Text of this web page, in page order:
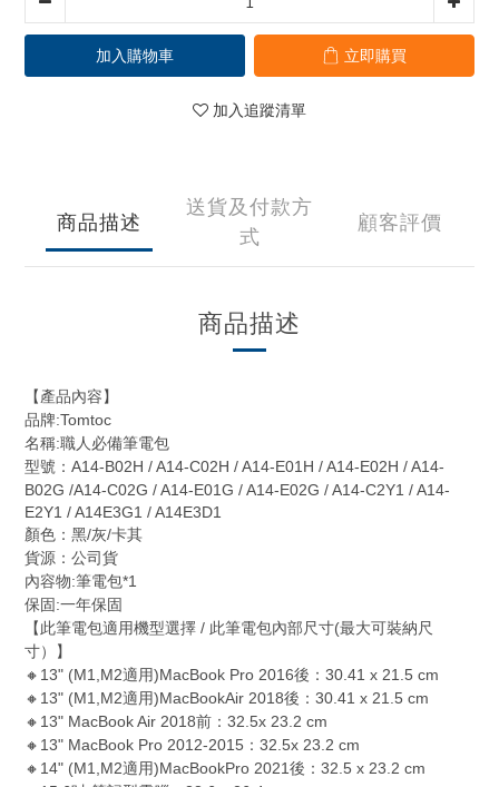
加入購物車 立即購買
加入追蹤清單
商品描述
送貨及付款方
式
顧客評價
商品描述
【產品內容】
品牌:Tomtoc
名稱:職人必備筆電包
型號： A14-B02H / A14-C02H / A14-E01H / A14-E02H / A14-
B02G /A14-C02G / A14-E01G / A14-E02G / A14-C2Y1 / A14-
E2Y1 / A14E3G1 / A14E3D1
顏色：黑/灰/卡其
貨源：公司貨
內容物:筆電包*1
保固 :一年保固
【此筆電包適用機型選擇 / 此筆電包內部尺寸(最大可裝納尺
寸）】
🔸13" (M1,M2適用)MacBook Pro 2016後： 30.41 x 21.5 cm
🔸13" (M1,M2適用)MacBookAir 2018後： 30.41 x 21.5 cm
🔸13" MacBook Air 2018前： 32.5x 23.2 cm
🔸13" MacBook Pro 2012-2015 ： 32.5x 23.2 cm
🔸14" (M1,M2適用)MacBookPro 2021 後： 32.5 x 23.2 cm